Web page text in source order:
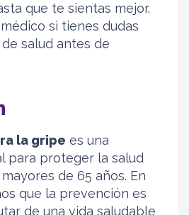
que te sientas mejor.
si tienes dudas
salud antes de
la gripe es una
para proteger la salud
de 65 años. En
que la prevención es
de una vida saludable